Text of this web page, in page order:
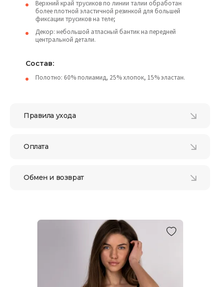
Верхний край трусиков по линии талии обработан
более плотной эластичной резинкой для большей
фиксации трусиков на теле;
Декор: небольшой атласный бантик на передней
центральной детали.
Состав:
Полотно: 60% полиамид, 25% хлопок, 15% эластан.
Правила ухода
Оплата
Обмен и возврат